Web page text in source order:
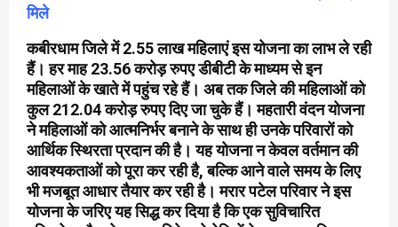
मिले
कबीरधाम जिले में 2.55 लाख महिलाएं इस योजना का लाभ ले रही
हैं। हर माह 23.56 करोड़ रुपए डीबीटी के माध्यम से इन
महिलाओं के खाते में पहुंच रहे हैं। अब तक जिले की महिलाओं को
कुल 212.04 करोड़ रुपए दिए जा चुके हैं। महतारी वंदन योजना
ने महिलाओं को आत्मनिर्भर बनाने के साथ ही उनके परिवारों को
आर्थिक स्थिरता प्रदान की है। यह योजना न केवल वर्तमान की
आवश्यकताओं को पूरा कर रही है, बल्कि आने वाले समय के लिए
भी मजबूत आधार तैयार कर रही है। मरार पटेल परिवार ने इस
योजना के जरिए यह सिद्ध कर दिया है कि एक सुविचारित